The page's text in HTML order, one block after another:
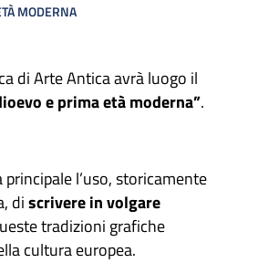
MODERNA
di Arte Antica avrà luogo il
e prima età moderna”.
l’uso, storicamente
discrivere in volgare
tradizioni grafiche
cultura europea.